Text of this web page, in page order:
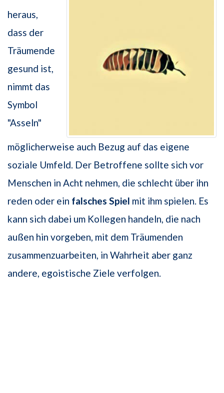
heraus,
dass der
Träumende
gesund ist,
nimmt das
Symbol
"Asseln"
möglicherweise auch Bezug auf das eigene
soziale Umfeld. Der Betroffene sollte sich vor
Menschen in Acht nehmen, die schlecht über ihn
reden oder ein falsches Spiel mit ihm spielen. Es
kann sich dabei um Kollegen handeln, die nach
außen hin vorgeben, mit dem Träumenden
zusammenzuarbeiten, in Wahrheit aber ganz
andere, egoistische Ziele verfolgen.